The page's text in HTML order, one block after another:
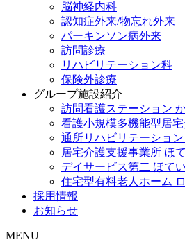
脳神経内科
認知症外来/物忘れ外来
パーキンソン病外来
訪問診療
リハビリテーション科
保険外診療
グループ施設紹介
訪問看護ステーション
看護小規模多機能型居
通所リハビリテーショ
居宅介護支援事業所 ほ
デイサービス第二 ほてい
住宅型有料老人ホーム
採用情報
お知らせ
MENU